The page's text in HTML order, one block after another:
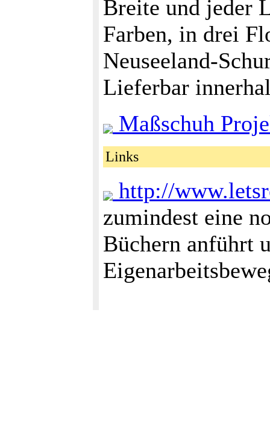
Breite und jeder
Farben, in drei
Neuseeland-
Lieferbar
Maßschuh
Links
http://
zumindest eine
Büchern anführt